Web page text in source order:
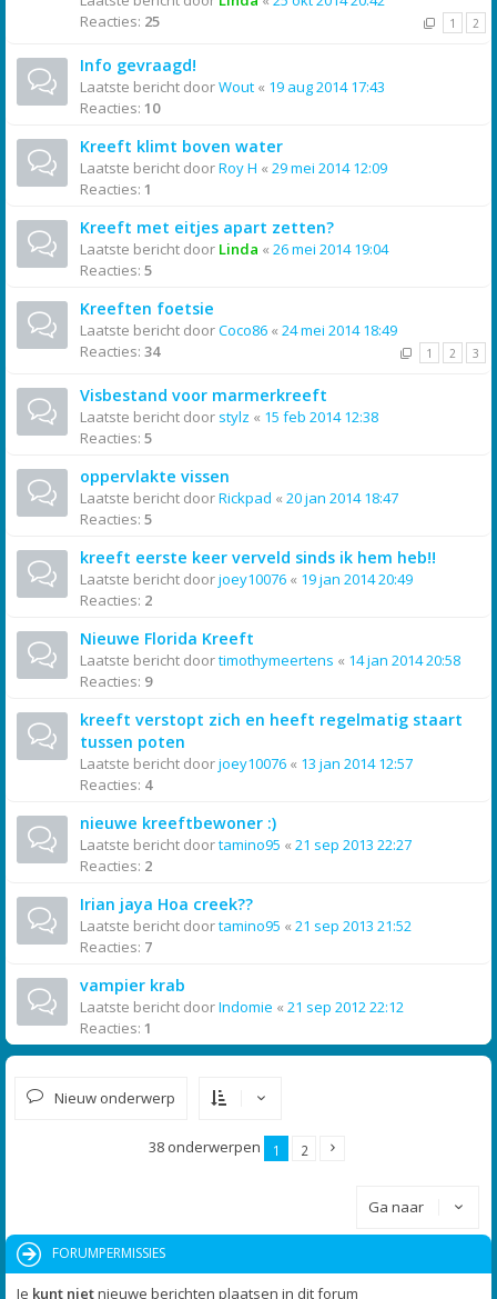
Reacties: 25 1 2
Info gevraagd!
Laatste bericht doorWout « 19 aug 2014 17:43
Reacties: 10
Kreeft klimt boven water
Laatste bericht doorRoy H « 29 mei 2014 12:09
Reacties: 1
Kreeft met eitjes apart zetten?
Laatste bericht door Linda « 26 mei 2014 19:04
Reacties: 5
Kreeften foetsie
Laatste bericht doorCoco86 « 24 mei 2014 18:49
Reacties: 34 1 2 3
Visbestand voor marmerkreeft
Laatste bericht door stylz « 15 feb 2014 12:38
Reacties: 5
oppervlakte vissen
Laatste bericht doorRickpad « 20 jan 2014 18:47
Reacties: 5
kreeft eerste keer verveld sinds ik hem heb!!
Laatste bericht doorjoey10076 « 19 jan 2014 20:49
Reacties: 2
Nieuwe Florida Kreeft
Laatste bericht doortimothymeertens « 14 jan 2014 20:58
Reacties: 9
kreeft verstopt zich en heeft regelmatig staart
tussen poten
Laatste bericht doorjoey10076 « 13 jan 2014 12:57
Reacties: 4
nieuwe kreeftbewoner :)
Laatste bericht doortamino95 « 21 sep 2013 22:27
Reacties: 2
Irian jaya Hoa creek??
Laatste bericht doortamino95 « 21 sep 2013 21:52
Reacties: 7
vampier krab
Laatste bericht doorIndomie « 21 sep 2012 22:12
Reacties: 1
Nieuw onderwerp
38 onderwerpen 1 2
Ga naar
FORUMPERMISSIES
Je kunt nietnieuwe berichten plaatsen in dit forum